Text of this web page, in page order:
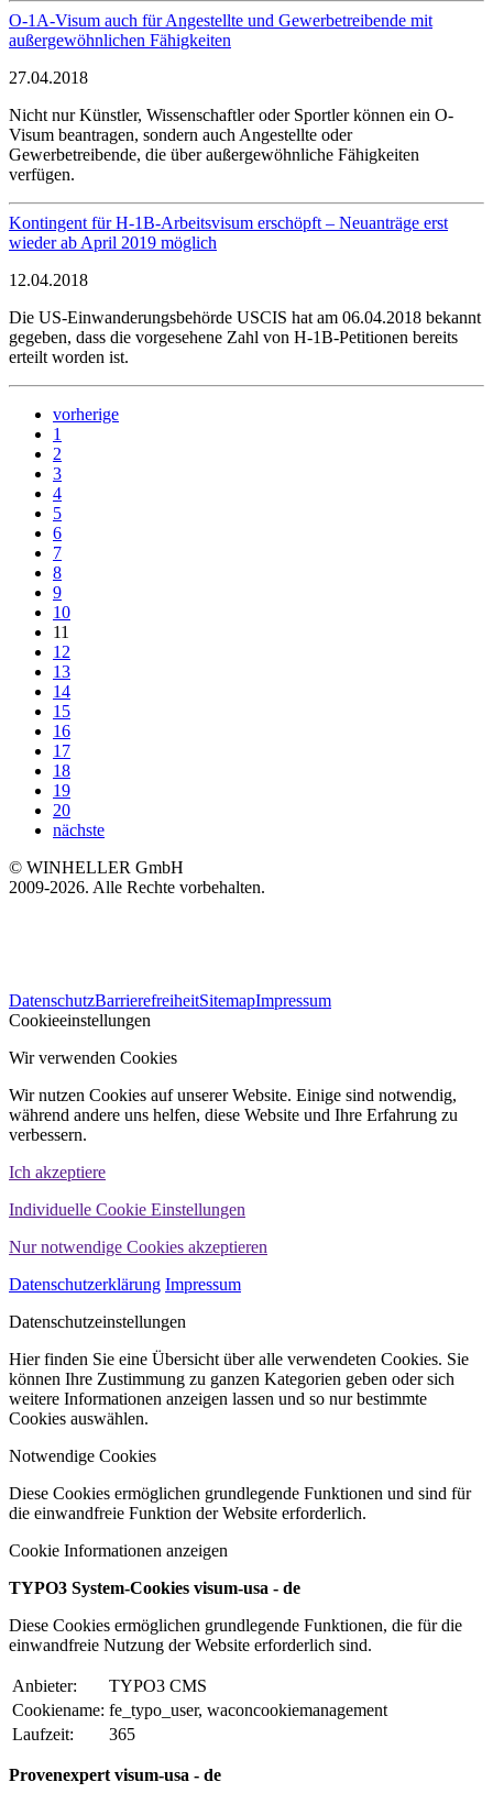
O-1A-Visum auch für Angestellte und Gewerbetreibende mit
außergewöhnlichen Fähigkeiten
27.04.2018
Nicht nur Künstler, Wissenschaftler oder Sportler können ein O-
Visum beantragen, sondern auch Angestellte oder
Gewerbetreibende, die über außergewöhnliche Fähigkeiten
verfügen.
Kontingent für H-1B-Arbeitsvisum erschöpft – Neuanträge erst
wieder ab April 2019 möglich
12.04.2018
Die US-Einwanderungsbehörde USCIS hat am 06.04.2018 bekannt
gegeben, dass die vorgesehene Zahl von H-1B-Petitionen bereits
erteilt worden ist.
vorherige
1
2
3
4
5
6
7
8
9
10
11
12
13
14
15
16
17
18
19
20
nächste
© WINHELLER GmbH
2009-2026. Alle Rechte vorbehalten.
WINHELLER GmbH
DatenschutzBarrierefreiheitSitemapImpressum
Cookieeinstellungen
Wir verwenden Cookies
Wir nutzen Cookies auf unserer Website. Einige sind notwendig,
während andere uns helfen, diese Website und Ihre Erfahrung zu
verbessern.
Ich akzeptiere
Individuelle Cookie Einstellungen
Nur notwendige Cookies akzeptieren
Datenschutzerklärung Impressum
Datenschutzeinstellungen
Hier finden Sie eine Übersicht über alle verwendeten Cookies. Sie
können Ihre Zustimmung zu ganzen Kategorien geben oder sich
weitere Informationen anzeigen lassen und so nur bestimmte
Cookies auswählen.
Notwendige Cookies
Diese Cookies ermöglichen grundlegende Funktionen und sind für
die einwandfreie Funktion der Website erforderlich.
Cookie Informationen anzeigen
TYPO3 System-Cookies visum-usa - de
Diese Cookies ermöglichen grundlegende Funktionen, die für die
einwandfreie Nutzung der Website erforderlich sind.
Anbieter:
TYPO3 CMS
Cookiename: fe_typo_user, waconcookiemanagement
Laufzeit:
365
Provenexpert visum-usa - de